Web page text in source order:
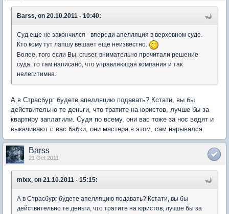
Barss, on 20.10.2011 - 10:40:
Суд еще не закончился - впереди апелляция в верховном суде.
Кто кому тут лапшу вешает еще неизвестно.
Более, того если Вы, cruser, внимательно прочитали решение
суда, то там написано, что управляющая компания и так
нелегитимна.
А в Страсбург будете апелляцию подавать? Кстати, вы бы
действительно те деньги, что тратите на юристов, лучше бы за
квартиру заплатили. Судя по всему, они вас тоже за нос водят и
выкачивают с вас бабки, они мастера в этом, сам нарывался.
Barss
21 Oct 2011
mixx, on 21.10.2011 - 15:15:
А в Страсбург будете апелляцию подавать? Кстати, вы бы
действительно те деньги, что тратите на юристов, лучше бы за